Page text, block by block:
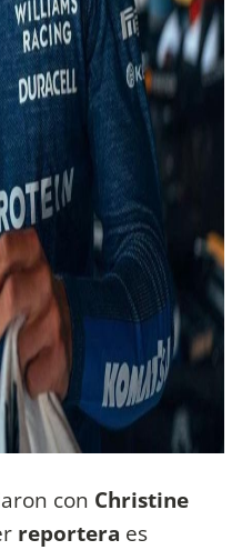
con Christine
reportera es